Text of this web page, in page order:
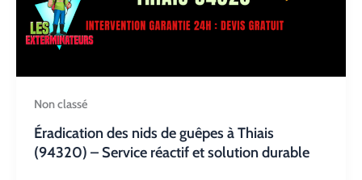
Non classé
Éradication des nids de guêpes à Thiais
(94320) – Service réactif et solution durable